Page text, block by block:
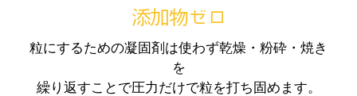
添加物ゼロ
粒にするための凝固剤は使わず乾燥・粉砕・焼き
を
繰り返すことで圧力だけで粒を打ち固めます。